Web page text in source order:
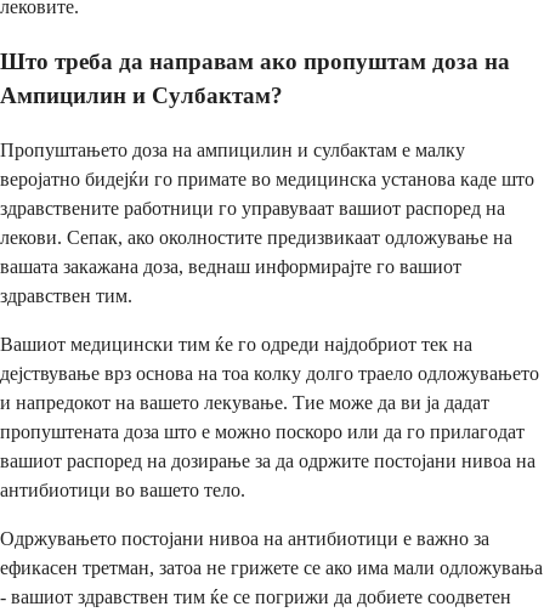
лековите.
Што треба да направам ако пропуштам доза на
Ампицилин и Сулбактам?
Пропуштањето доза на ампицилин и сулбактам е малку
веројатно бидејќи го примате во медицинска установа каде што
здравствените работници го управуваат вашиот распоред на
лекови. Сепак, ако околностите предизвикаат одложување на
вашата закажана доза, веднаш информирајте го вашиот
здравствен тим.
Вашиот медицински тим ќе го одреди најдобриот тек на
дејствување врз основа на тоа колку долго траело одложувањето
и напредокот на вашето лекување. Тие може да ви ја дадат
пропуштената доза што е можно поскоро или да го прилагодат
вашиот распоред на дозирање за да одржите постојани нивоа на
антибиотици во вашето тело.
Одржувањето постојани нивоа на антибиотици е важно за
ефикасен третман, затоа не грижете се ако има мали одложувања
- вашиот здравствен тим ќе се погрижи да добиете соодветен